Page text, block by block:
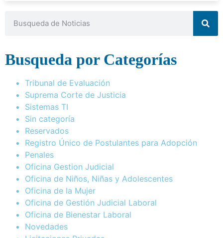
Busqueda por Categorías
Tribunal de Evaluación
Suprema Corte de Justicia
Sistemas TI
Sin categoría
Reservados
Registro Único de Postulantes para Adopción
Penales
Oficina Gestion Judicial
Oficina de Niños, Niñas y Adolescentes
Oficina de la Mujer
Oficina de Gestión Judicial Laboral
Oficina de Bienestar Laboral
Novedades